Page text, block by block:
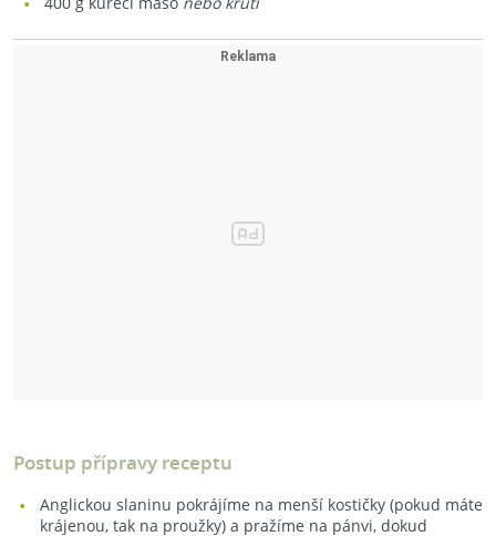
Postup přípravy receptu
Anglickou slaninu pokrájíme na menší kostičky (pokud máte
krájenou, tak na proužky) a pražíme na pánvi, dokud